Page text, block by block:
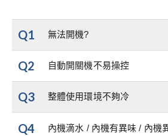
Q1 無法開機?
Q2 自動開關機不易操控
Q3 整體使用環境不夠冷
Q4
內機滴水 / 內機有異味 / 內機